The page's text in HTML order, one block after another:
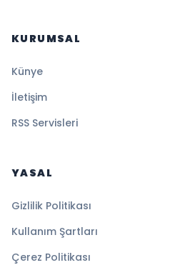
KURUMSAL
Künye
İletişim
RSS Servisleri
YASAL
Gizlilik Politikası
Kullanım Şartları
Çerez Politikası